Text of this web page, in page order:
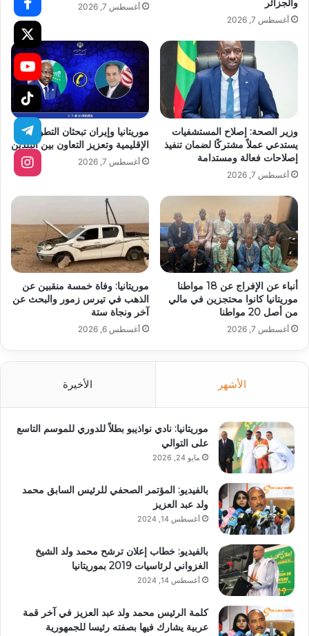
والجزائر
أغسطس 7, 2026
أغسطس 7, 2026
وزير الصحة: إصلاح المستشفيات
يستدعي عملاً مشتركًا لضمان تنفيذ
إصلاحات فعالة ومستدامة
أغسطس 7, 2026
موريتانيا وإيران تبحثان التطورات
الإقليمية وتعزيز التعاون بين البلدين
أغسطس 7, 2026
أنباء عن الإفراج عن 18 مواطنا
موريتانيا كانوا محتجزين في مالي
من أصل 20 مواطنا
أغسطس 7, 2026
موريتانيا: وفاة خمسة منقبين عن
الذهب في تيرس زمور والبحث عن
آخر ونجاة ستة
أغسطس 6, 2026
الأشهر الأخيرة
موريتانيا: نادي نواذيبو بطلاً للدوري للموسم التاسع
على التوالي
مايو 24, 2026
بالفيديو: المؤتمر الصحفي للرئيس السابق محمد
ولد عبد العزيز
أغسطس 14, 2024
بالفيديو: خطاب إعلان ترشح محمد ولد الشيخ
الغزواني لرئاسيات 2019 بموريتانيا
أغسطس 14, 2024
كلمة الرئيس محمد ولد عبد العزيز في آخر قمة
عربية يشارك فيها بصفته رئيسا للجمهورية